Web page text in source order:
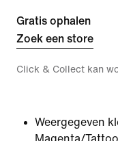
Gratis ophalen
Zoek een store
Click & Collect kan
Weergegeven
Magenta/Tattoo